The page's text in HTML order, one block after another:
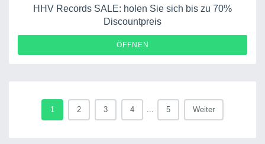
HHV Records SALE: holen Sie sich bis zu 70%
Discountpreis
ÖFFNEN
1 2 3 4 ... 5 Weiter